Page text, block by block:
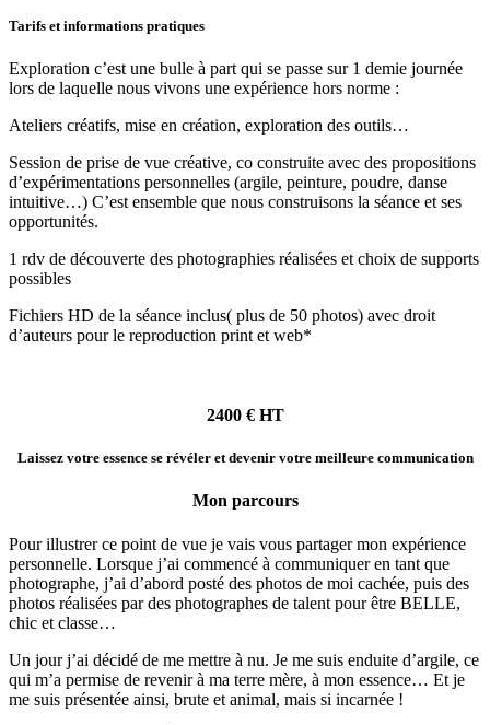
Tarifs et informations pratiques
Exploration c’est une bulle à part qui se passe sur 1 demie journée
lors de laquelle nous vivons une expérience hors norme :
Ateliers créatifs, mise en création, exploration des outils…
Session de prise de vue créative, co construite avec des propositions
d’expérimentations personnelles (argile, peinture, poudre, danse
intuitive…) C’est ensemble que nous construisons la séance et ses
opportunités.
1 rdv de découverte des photographies réalisées et choix de supports
possibles
Fichiers HD de la séance inclus( plus de 50 photos) avec droit
d’auteurs pour le reproduction print et web*
2400 € HT
Laissez votre essence se révéler et devenir votre meilleure communication
Mon parcours
Pour illustrer ce point de vue je vais vous partager mon expérience
personnelle. Lorsque j’ai commencé à communiquer en tant que
photographe, j’ai d’abord posté des photos de moi cachée, puis des
photos réalisées par des photographes de talent pour être BELLE,
chic et classe…
Un jour j’ai décidé de me mettre à nu. Je me suis enduite d’argile, ce
qui m’a permise de revenir à ma terre mère, à mon essence… Et je
me suis présentée ainsi, brute et animal, mais si incarnée !